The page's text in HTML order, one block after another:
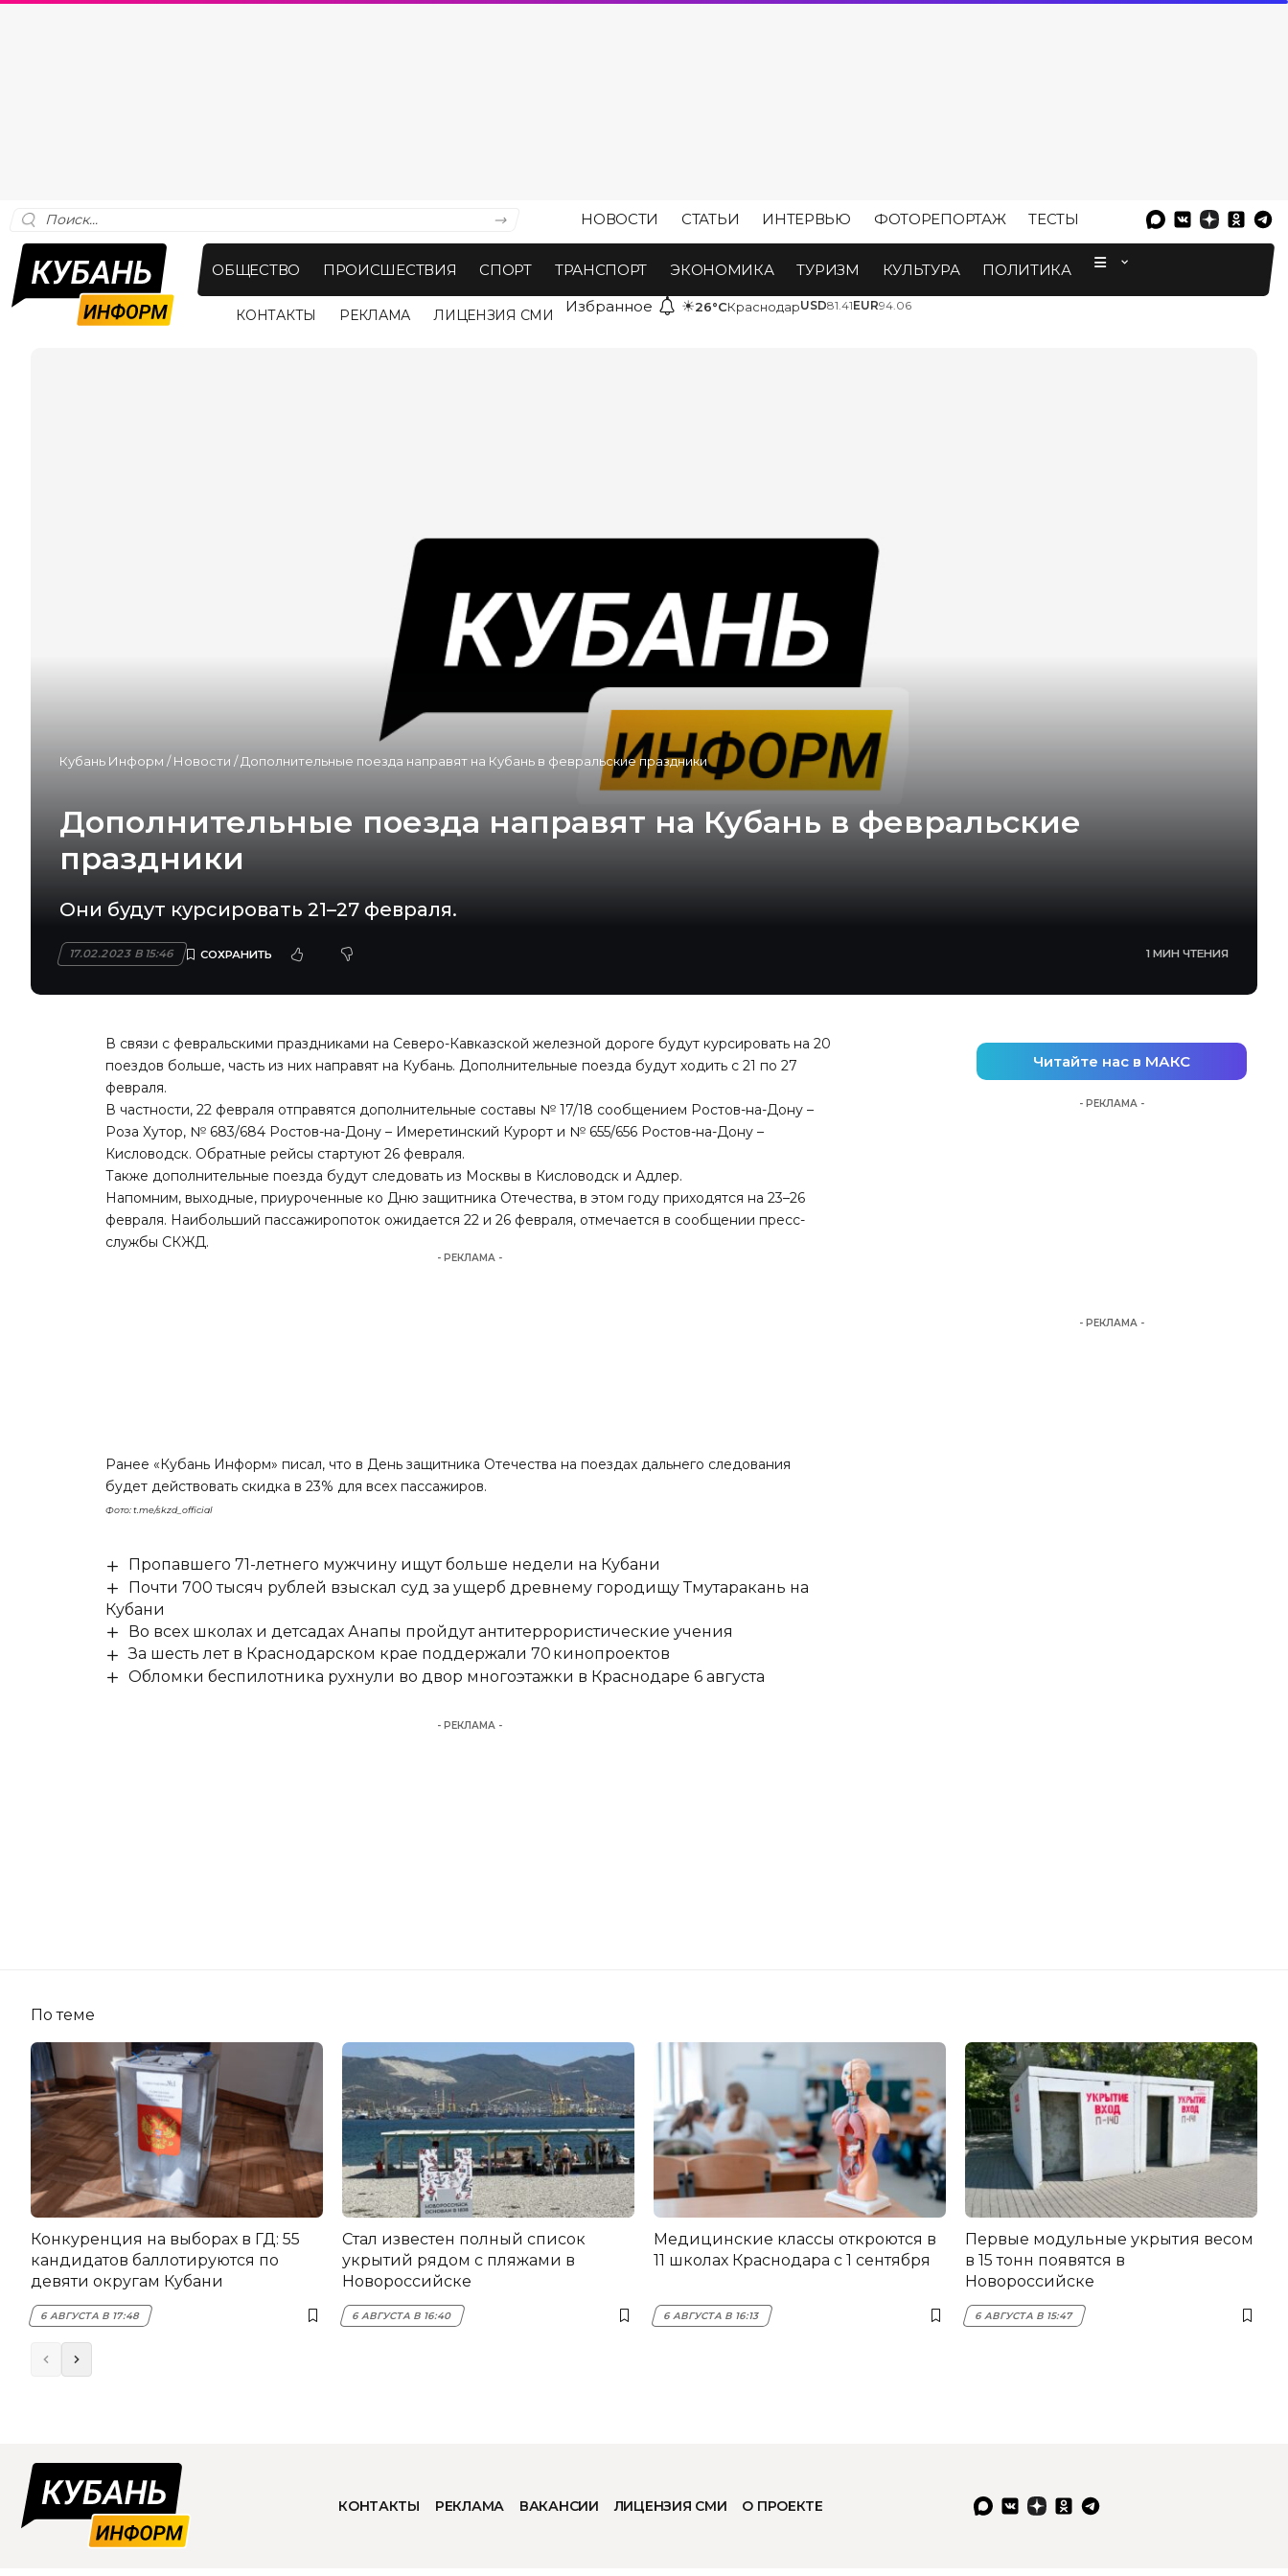
НОВОСТИ СТАТЬИ ИНТЕРВЬЮ ФОТОРЕПОРТАЖ ТЕСТЫ
ОБЩЕСТВО ПРОИСШЕСТВИЯ СПОРТ ТРАНСПОРТ ЭКОНОМИКА ТУРИЗМ КУЛЬТУРА ПОЛИТИКА
КОНТАКТЫ РЕКЛАМА ЛИЦЕНЗИЯ СМИ Избранное ☀26°CКраснодарUSD81.41EUR94.06
Кубань Информ /Новости /Дополнительные поезда направят на Кубань в февральские праздники
Дополнительные поезда направят на Кубань в февральские
праздники
Они будут курсировать 21–27 февраля.
17.02.2023 В 15:46 1 МИН ЧТЕНИЯ
В связи с февральскими праздниками на Северо-Кавказской железной дороге будут курсировать на 20
поездов больше, часть из них направят на Кубань. Дополнительные поезда будут ходить с 21 по 27
февраля.
В частности, 22 февраля отправятся дополнительные составы № 17/18 сообщением Ростов-на-Дону –
Роза Хутор, № 683/684 Ростов-на-Дону – Имеретинский Курорт и № 655/656 Ростов-на-Дону –
Кисловодск. Обратные рейсы стартуют 26 февраля.
Также дополнительные поезда будут следовать из Москвы в Кисловодск и Адлер.
Напомним, выходные, приуроченные ко Дню защитника Отечества, в этом году приходятся на 23–26
февраля. Наибольший пассажиропоток ожидается 22 и 26 февраля, отмечается в сообщении пресс-
службы СКЖД.
- РЕКЛАМА -
Ранее «Кубань Информ» писал, что в День защитника Отечества на поездах дальнего следования
будет действовать скидка в 23% для всех пассажиров.
Фото: t.me/skzd_official
Пропавшего 71-летнего мужчину ищут больше недели на Кубани
Почти 700 тысяч рублей взыскал суд за ущерб древнему городищу Тмутаракань на
Кубани
Во всех школах и детсадах Анапы пройдут антитеррористические учения
За шесть лет в Краснодарском крае поддержали 70 кинопроектов
Обломки беспилотника рухнули во двор многоэтажки в Краснодаре 6 августа
- РЕКЛАМА -
Читайте нас в МАКС
- РЕКЛАМА -
- РЕКЛАМА -
По теме
Конкуренция на выборах в ГД: 55
кандидатов баллотируются по
девяти округам Кубани
6 АВГУСТА В 17:48
Стал известен полный список
укрытий рядом с пляжами в
Новороссийске
6 АВГУСТА В 16:40
Медицинские классы откроются в
11 школах Краснодара с 1 сентября
6 АВГУСТА В 16:13
Первые модульные укрытия весом
в 15 тонн появятся в
Новороссийске
6 АВГУСТА В 15:47
КОНТАКТЫ РЕКЛАМА ВАКАНСИИ ЛИЦЕНЗИЯ СМИ О ПРОЕКТЕ